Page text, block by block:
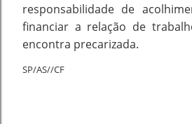
responsabilidade de
financiar a relação de
encontra precarizada. ​
SP/AS//CF